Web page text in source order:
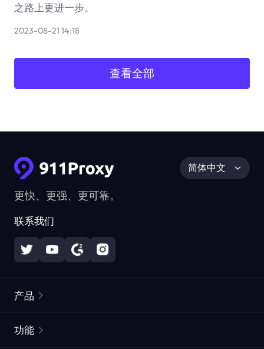
之路上更进一步。
2023-08-21 14:18
查看全部
更快、更强、更可靠。
联系我们
简体中文
产品
功能